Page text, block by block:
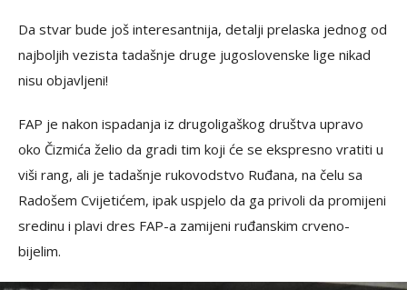
Da stvar bude još interesantnija, detalji prelaska jednog od
najboljih vezista tadašnje druge jugoslovenske lige nikad
nisu objavljeni!
FAP je nakon ispadanja iz drugoligaškog društva upravo
oko Čizmića želio da gradi tim koji će se ekspresno vratiti u
viši rang, ali je tadašnje rukovodstvo Ruđana, na čelu sa
Radošem Cvijetićem, ipak uspjelo da ga privoli da promijeni
sredinu i plavi dres FAP-a zamijeni ruđanskim crveno-
bijelim.